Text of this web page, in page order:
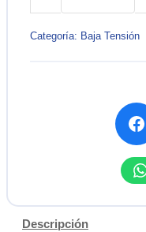
MONOFÁSICO
DE
Categoría: Baja Tensión
Descripción